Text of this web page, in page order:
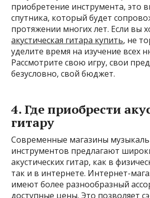
приобретение инструмента, это
спутника, который будет
протяжении многих лет. Если вы
акустическая гитара купить, не
уделите время на изучение всех
Рассмотрите свою игру, свои
безусловно, свой бюджет.
4. Где приобрести
гитару
Современные магазины
инструментов предлагают
акустических гитар, как в
так и в интернете. Интернет-
имеют более разнообразный
доступные цены. Это позволяет